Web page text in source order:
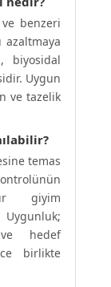
benzeri
biyosidal
Uygun
ve tazelik
temas
giyim
hedef
birlikte